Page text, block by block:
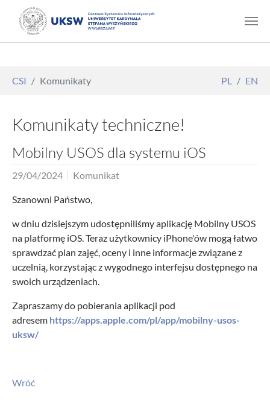
CSI Komunikaty PL EN
Komunikaty techniczne!
Mobilny USOS dla systemu iOS
29/04/2024 Komunikat
Szanowni Państwo,
w dniu dzisiejszym udostępniliśmy aplikację Mobilny USOS
na platformę iOS. Teraz użytkownicy iPhone'ów mogą łatwo
sprawdzać plan zajęć, oceny i inne informacje związane z
uczelnią, korzystając z wygodnego interfejsu dostępnego na
swoich urządzeniach.
Zapraszamy do pobierania aplikacji pod
adresem https://apps.apple.com/pl/app/mobilny-usos-
uksw/
Wróć